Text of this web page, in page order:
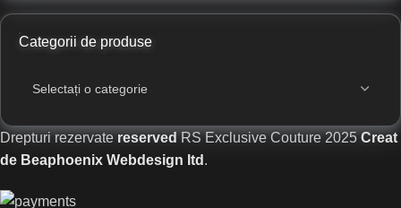
Categorii de produse
Drepturi rezervatereservedRS Exclusive Couture2025Creat
de Beaphoenix Webdesign ltd .